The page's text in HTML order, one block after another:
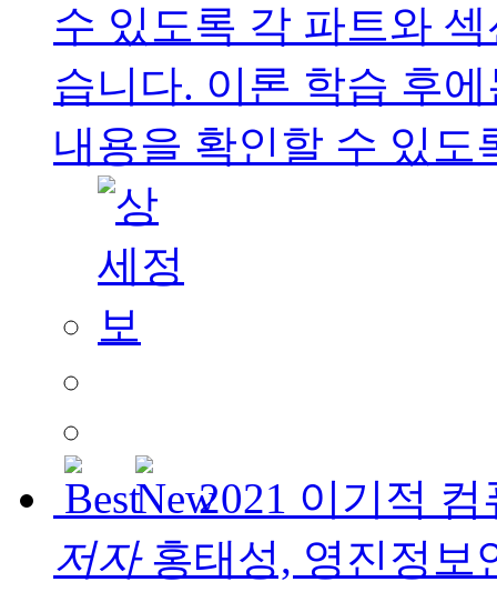
수 있도록 각 파트와
습니다. 이론 학습 후
내용을 확인할 수 있도
2021 이기적
저자홍태성, 영진정보